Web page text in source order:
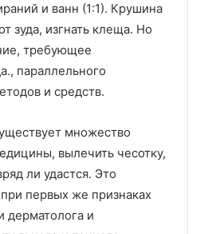
и ванн (1:1). Крушина
зуда, изгнать клеща. Но
требующее
параллельного
и средств.
множество
вылечить чесотку,
ли удастся. Это
первых же признаках
дерматолога и